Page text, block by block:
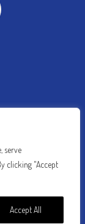
serve
clicking "Accept
Accept All